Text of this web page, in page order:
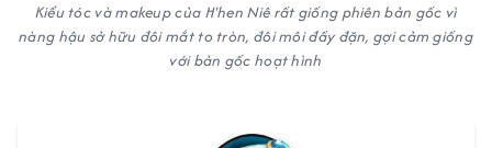
Kiểu tóc và makeup của H'hen Niê rất giống phiên bản gốc vì
nàng hậu sở hữu đôi mắt to tròn, đôi môi đầy đặn, gợi cảm giống
với bản gốc hoạt hình